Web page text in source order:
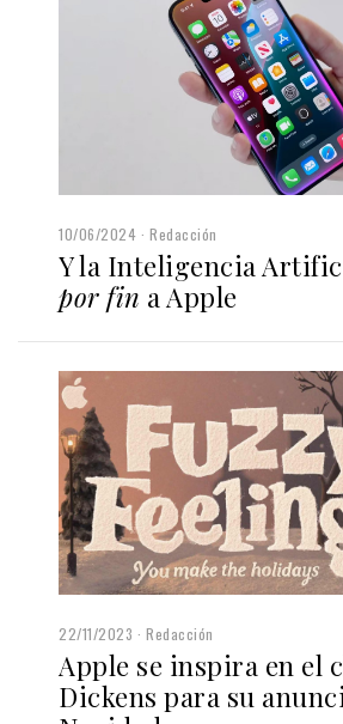
10/06/2024 Redacción
Y la Inteligencia
por fin a Apple
22/11/2023 Redacción
Apple se inspira en el
Dickens para su